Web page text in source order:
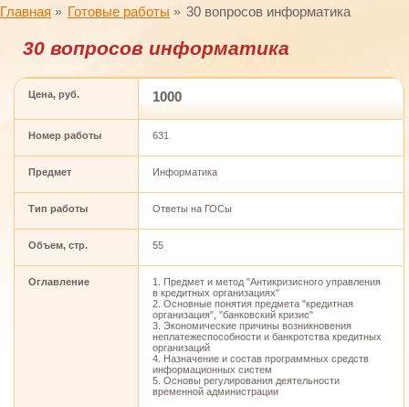
Главная Готовые работы 30 вопросов информатика
30 вопросов информатика
Цена, руб. 1000
Номер работы 631
Предмет Информатика
Тип работы Ответы на ГОСы
Объем, стр. 55
Оглавление
1. Предмет и метод "Антикризисного управления
в кредитных организациях"
2. Основные понятия предмета "кредитная
организация", "банковский кризис"
3. Экономические причины возникновения
неплатежеспособности и банкротства кредитных
организаций
4. Назначение и состав программных средств
информационных систем
5. Основы регулирования деятельности
временной администрации